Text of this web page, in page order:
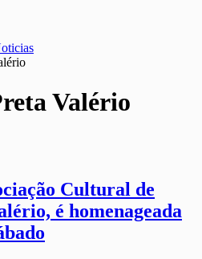
Valério
Cultural de
é homenageada